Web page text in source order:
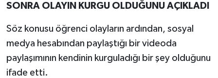
SONRA OLAYIN KURGU OLDUĞUNU AÇIKLADI
Söz konusu öğrenci olayların ardından, sosyal
medya hesabından paylaştığı bir videoda
paylaşımının kendinin kurguladığı bir şey olduğunu
ifade etti.